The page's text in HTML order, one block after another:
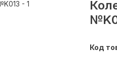
Код